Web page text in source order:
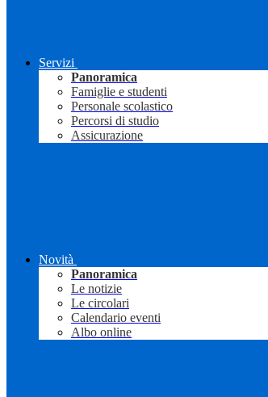
Servizi
Panoramica
Famiglie e studenti
Personale scolastico
Percorsi di studio
Assicurazione
Novità
Panoramica
Le notizie
Le circolari
Calendario eventi
Albo online